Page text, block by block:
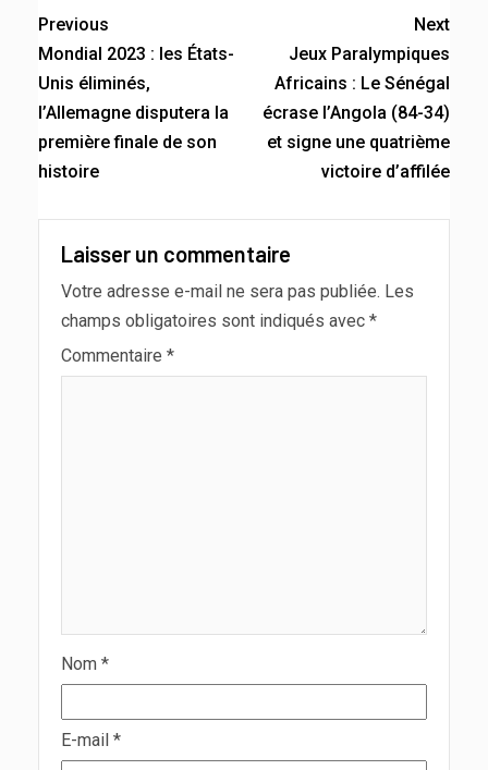
Previous
Mondial 2023 : les États-
Unis éliminés,
l’Allemagne disputera la
première finale de son
histoire
Next
Jeux Paralympiques
Africains : Le Sénégal
écrase l’Angola (84-34)
et signe une quatrième
victoire d’affilée
Laisser un commentaire
Votre adresse e-mail ne sera pas publiée. Les
champs obligatoires sont indiqués avec *
Commentaire *
Nom *
E-mail *